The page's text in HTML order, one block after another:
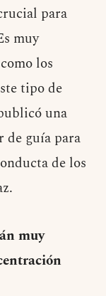
para
muy
los
tipo de
una
de guía para
de los
muy